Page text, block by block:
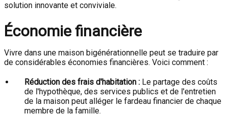
solution innovante et conviviale.
Économie financière
Vivre dans une maison bigénérationnelle peut se traduire par
de considérables économies financières. Voici comment :
Réduction des frais d'habitation : Le partage des coûts
de l'hypothèque, des services publics et de l'entretien
de la maison peut alléger le fardeau financier de chaque
membre de la famille.